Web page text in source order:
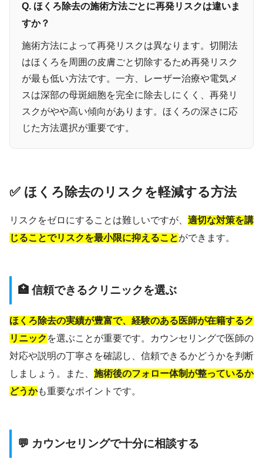
Q. ほくろ除去の施術方法ごとに再発リスクは違いま
すか？
施術方法によって再発リスクは異なります。切開法
はほくろを周囲の皮膚ごと切除するため再発リスク
が最も低い方法です。一方、レーザー治療や電気メ
スは深部の母斑細胞を完全に除去しにくく、再発リ
スクがやや高い傾向があります。ほくろの深さに応
じた方法選択が重要です。
✅ ほくろ除去のリスクを軽減する方法
リスクをゼロにすることは難しいですが、 適切な対策を講
じることでリスクを最小限に抑えることができます。
🏥 信頼できるクリニックを選ぶ
ほくろ除去の実績が豊富で、経験のある医師が在籍するク
リニック を選ぶことが重要です。カウンセリングで医師の
対応や説明の丁寧さを確認し、信頼できるかどうかを判断
しましょう。また、 施術後のフォロー体制が整っているか
どうかも重要なポイントです。
💬 カウンセリングで十分に相談する